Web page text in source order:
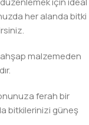
her alanda bitki
malzemeden
ferah bir
bitkilerinizi güneş